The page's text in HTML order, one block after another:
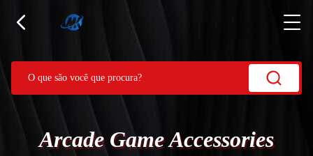
Arcade Game Accessories